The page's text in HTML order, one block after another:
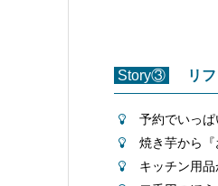
Story③ リフ
予約でいっぱ
焼き芋から『
キッチン用品